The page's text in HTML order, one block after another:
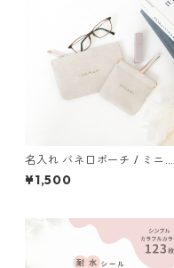
名入れ バネ口ポーチ / ミニポ
ーチ マルチポーチ コスメポー
チ 名前入り
¥1,500